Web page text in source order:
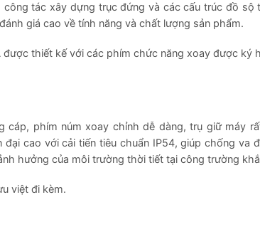
tác xây dựng trục đứng và các cấu trúc đồ sộ
giá cao về tính năng và chất lượng sản phẩm.
được thiết kế với các phím chức năng xoay được ký
cáp, phím núm xoay chỉnh dễ dàng, trụ giữ máy
đại cao với cải tiến tiêu chuẩn IP54, giúp chống va
hưởng của môi trường thời tiết tại công trường
việt đi kèm.